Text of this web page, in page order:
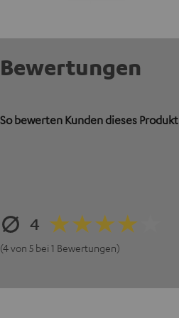
Bewertungen
So bewerten Kunden dieses Produkt
4
(4 von 5 bei 1 Bewertungen)